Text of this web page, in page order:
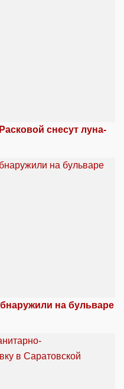
снесут луна-
на бульваре